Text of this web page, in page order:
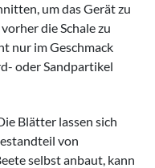
um das Gerät zu
die Schale zu
nur im Geschmack
oder Sandpartikel
Blätter lassen sich
von
selbst anbaut, kann